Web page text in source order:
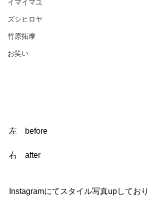
イマイマユ
ズシヒロヤ
竹原拓摩
お笑い
左　before
右　after
Instagramにてスタイル写真upしており